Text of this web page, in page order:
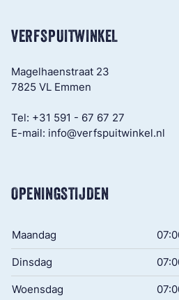
VERFSPUITWINKEL
Magelhaenstraat 23
7825 VL Emmen
Tel: +31 591 - 67 67 27
E-mail: info@verfspuitwinkel.nl
OPENINGSTIJDEN
Maandag
Dinsdag
Woensdag